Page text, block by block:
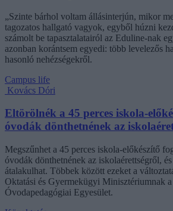
„Szinte bárhol voltam állásinterjún, mikor
tagozatos hallgató vagyok, egyből húzni
számolt be tapasztalatairól az Eduline-nak
azonban korántsem egyedi: több levelezős
hasonló nehézségekről.
Campus life
Kovács Dóri
Eltörölnék a 45 perces iskola-
óvodák dönthetnének az
Megszűnhet a 45 perces iskola-előkészítő
óvodák dönthetnének az iskolaérettségről,
átalakulhat. Többek között ezeket a
Oktatási és Gyermekügyi Minisztériumnak
Óvodapedagógiai Egyesület.